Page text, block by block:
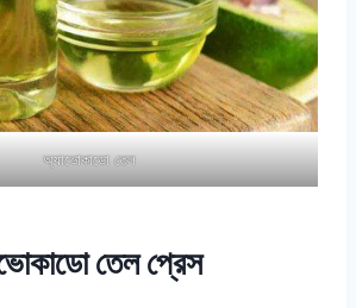
অ্যাভোকাডো তেল
তেল প্রেস